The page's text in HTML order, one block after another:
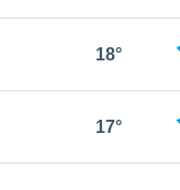
18°
17°